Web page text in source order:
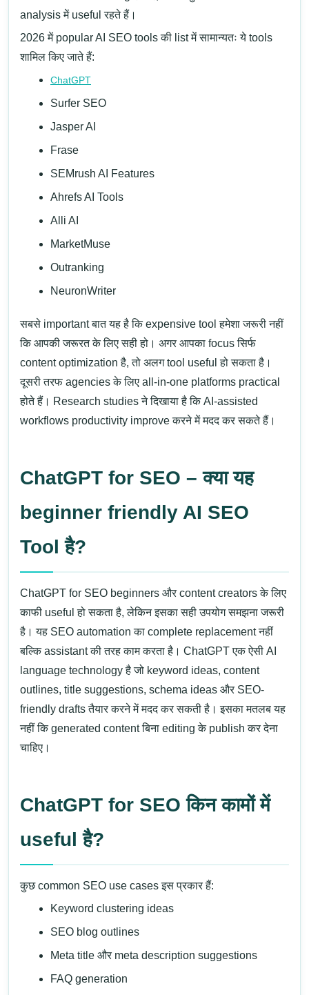
analysis में useful रहते हैं।
2026 में popular AI SEO tools की list में सामान्यतः ये tools
शामिल किए जाते हैं:
ChatGPT
Surfer SEO
Jasper AI
Frase
SEMrush AI Features
Ahrefs AI Tools
Alli AI
MarketMuse
Outranking
NeuronWriter
सबसे important बात यह है कि expensive tool हमेशा जरूरी नहीं
कि आपकी जरूरत के लिए सही हो। अगर आपका focus सिर्फ
content optimization है, तो अलग tool useful हो सकता है।
दूसरी तरफ agencies के लिए all-in-one platforms practical
होते हैं। Research studies ने दिखाया है कि AI-assisted
workflows productivity improve करने में मदद कर सकते हैं।
ChatGPT for SEO – क्या यह
beginner friendly AI SEO
Tool है?
ChatGPT for SEO beginners और content creators के लिए
काफी useful हो सकता है, लेकिन इसका सही उपयोग समझना जरूरी
है। यह SEO automation का complete replacement नहीं
बल्कि assistant की तरह काम करता है। ChatGPTएक ऐसी AI
language technology है जो keyword ideas, content
outlines, title suggestions, schema ideas और SEO-
friendly drafts तैयार करने में मदद कर सकती है। इसका मतलब यह
नहीं कि generated content बिना editing के publish कर देना
चाहिए।
ChatGPT for SEO किन कामों में
useful है?
कुछ common SEO use cases इस प्रकार हैं:
Keyword clustering ideas
SEO blog outlines
Meta title और meta description suggestions
FAQ generation